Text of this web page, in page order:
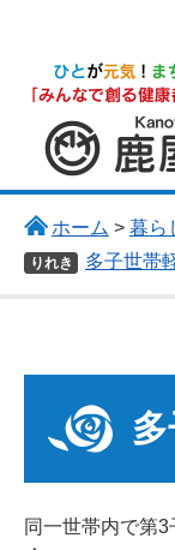
鹿
ホーム > 暮ら
りれき 多子世帯
同一世帯内で第